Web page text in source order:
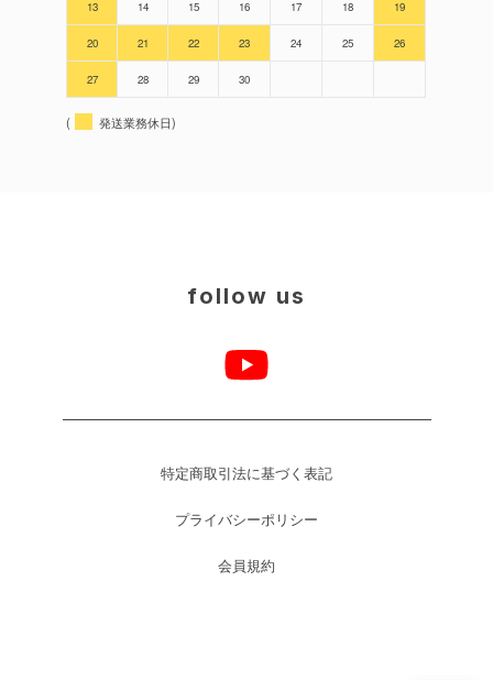
13 14 15 16 17 18 19
20 21 22 23 24 25 26
27 28 29 30
( 発送業務休日)
follow us
特定商取引法に基づく表記
プライバシーポリシー
会員規約